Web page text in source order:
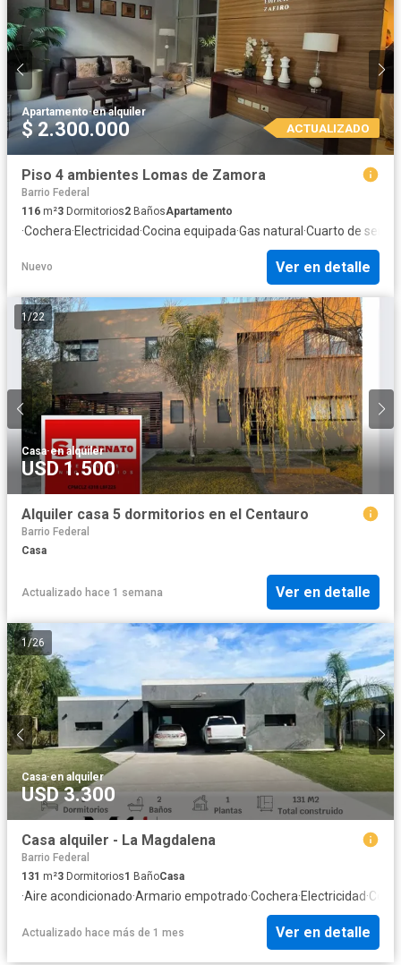
Apartamento·en alquiler
$ 2.300.000 ACTUALIZADO
Piso 4 ambientes Lomas de Zamora
Barrio Federal
116 m²3 Dormitorios2 BañosApartamento
·Cochera·Electricidad·Cocina equipada·Gas natural·Cuarto de
Nuevo Ver en detalle
1/22
Casa·en alquiler
USD 1.500
Alquiler casa 5 dormitorios en el Centauro
Barrio Federal
Casa
Actualizado hace 1 semana Ver en detalle
1/26
Casa·en alquiler
USD 3.300
Casa alquiler - La Magdalena
Barrio Federal
131 m²3 Dormitorios1 BañoCasa
·Aire acondicionado·Armario empotrado·Cochera·Electricidad·
Actualizado hace más de 1 mes Ver en detalle